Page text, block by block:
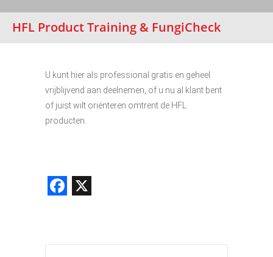
HFL Product Training & FungiCheck
U kunt hier als professional gratis en geheel
vrijblijvend aan deelnemen, of u nu al klant bent
of juist wilt oriënteren omtrent de HFL
producten.